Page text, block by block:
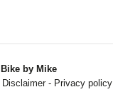
Bike by Mike
Disclaimer - Privacy policy